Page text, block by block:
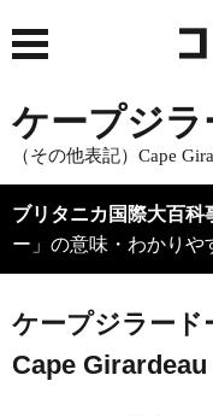
ケープジラ
（その他表記）Cape
ブリタニカ国際大百科
ー」の意味・わかりや
ケープジラード
Cape Girardeau